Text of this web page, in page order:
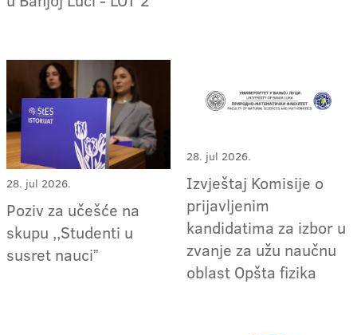
28. jul 2026.
Poziv za učešće na
skupu ,,Studenti u
susret nauciˮ
28. jul 2026.
Izvještaj Komisije o
prijavljenim
kandidatima za izbor u
zvanje za užu naučnu
oblast Opšta fizika